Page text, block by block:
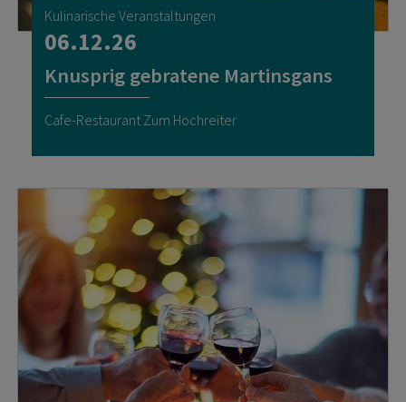
Kulinarische Veranstaltungen
06.12.26
Knusprig gebratene Martinsgans
Cafe-Restaurant Zum Hochreiter